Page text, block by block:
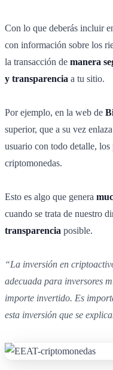
Con lo que deberás incluir
con información sobre los
la transacción de manera
y transparencia a tu sitio.
Por ejemplo, en la web de
superior, que a su vez
usuario con todo detalle,
criptomonedas.
Esto es algo que genera
cuando se trata de nuestro
transparencia posible.
“La inversión en
adecuada para inversores
importe invertido. Es
esta inversión que se